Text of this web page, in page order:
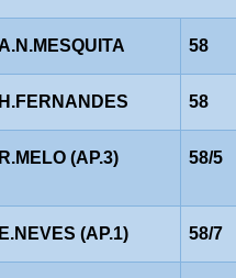
A.N.MESQUITA 58
H.FERNANDES 58
R.MELO (AP.3) 58/5
E.NEVES (AP.1) 58/7